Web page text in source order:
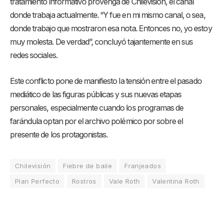
donde trabaja actualmente. “Y fue en mi mismo canal, o sea,
donde trabajo que mostraron esa nota. Entonces no, yo estoy
muy molesta. De verdad”, concluyó tajantemente en sus
redes sociales.
Este conflicto pone de manifiesto la tensión entre el pasado
mediático de las figuras públicas y sus nuevas etapas
personales, especialmente cuando los programas de
farándula optan por el archivo polémico por sobre el
presente de los protagonistas.
Chilevisión Fiebre de baile
Franjeados
Plan Perfecto
Rostros Vale Roth Valentina Roth